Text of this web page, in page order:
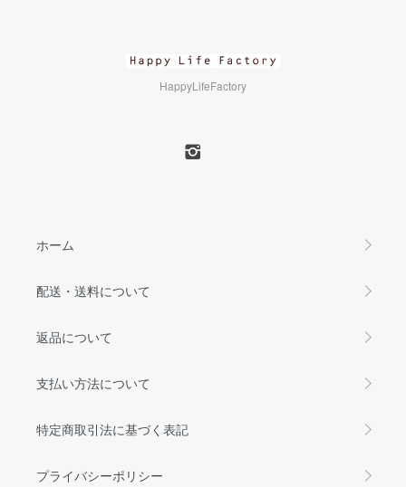
HappyLifeFactory
ホーム
配送・送料について
返品について
支払い方法について
特定商取引法に基づく表記
プライバシーポリシー